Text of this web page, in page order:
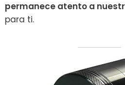
permanece atento a
para ti.